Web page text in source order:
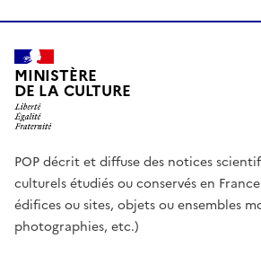
MINISTÈRE
DE LA CULTURE
POP décrit et diffuse des notices
culturels étudiés ou conservés en
édifices ou sites, objets ou ensembles
photographies, etc.)